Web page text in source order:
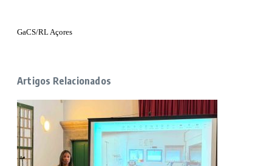
GaCS/RL Açores
Artigos Relacionados